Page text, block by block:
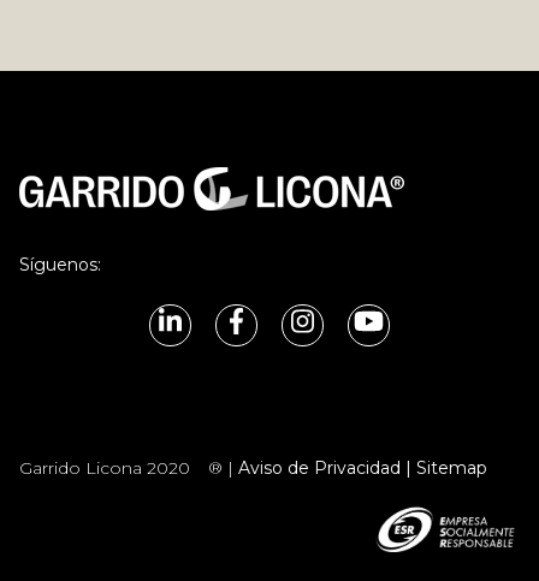
Síguenos:
Garrido Licona 2020 ® | Aviso de Privacidad | Sitemap